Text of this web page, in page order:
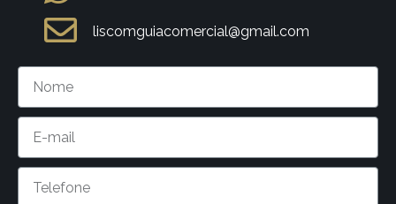
liscomguiacomercial@gmail.com